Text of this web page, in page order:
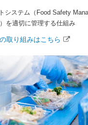
システム（Food Safety
を適切に管理する仕組み
取り組みはこちら